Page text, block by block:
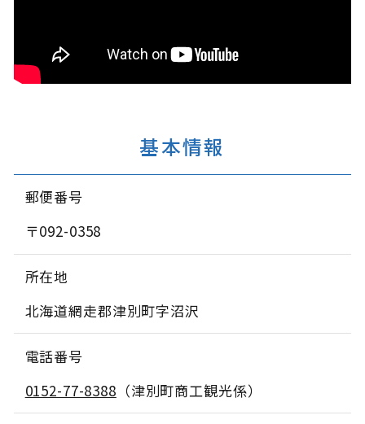
基本情報
郵便番号
〒092-0358
所在地
北海道網走郡津別町字沼沢
電話番号
0152-77-8388 （津別町商工観光係）